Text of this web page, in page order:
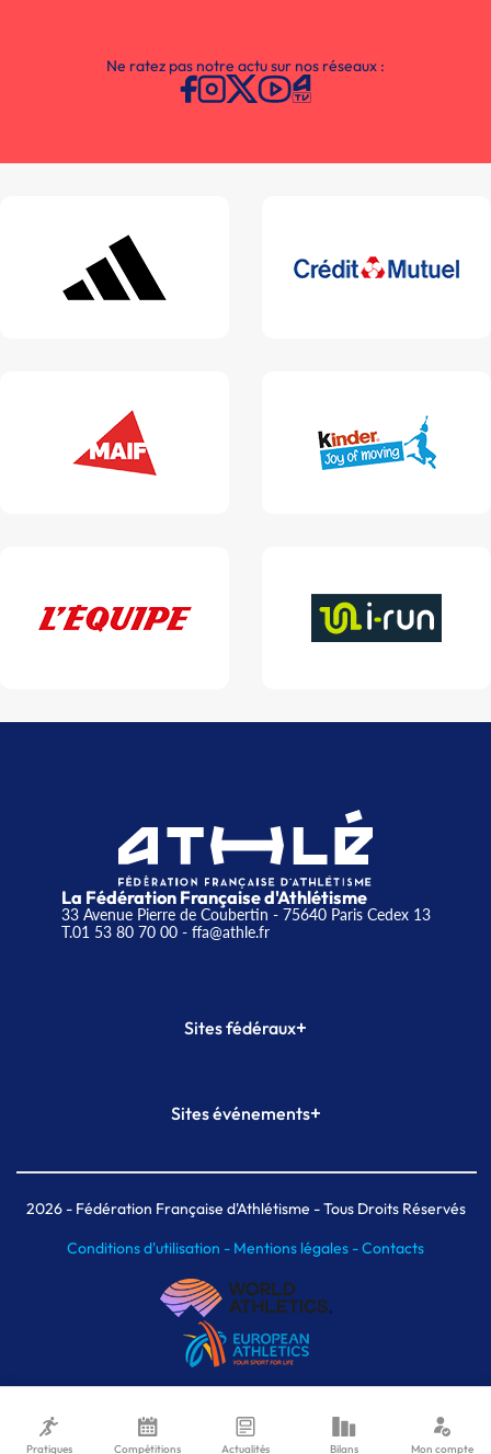
Ne ratez pas notre actu sur nos réseaux :
La Fédération Française d'Athlétisme
33 Avenue Pierre de Coubertin - 75640 Paris Cedex 13
T.01 53 80 70 00- ffa@athle.fr
Sites fédéraux+
Plateforme Formation
Sites événements+
Meeting de Paris indoor
MAIF Ekiden de Paris
2026- Fédération Française d'Athlétisme - Tous Droits Réservés
Conditions d'utilisation - Mentions légales -Contacts
Pratiques Compétitions Actualités Bilans Mon compte